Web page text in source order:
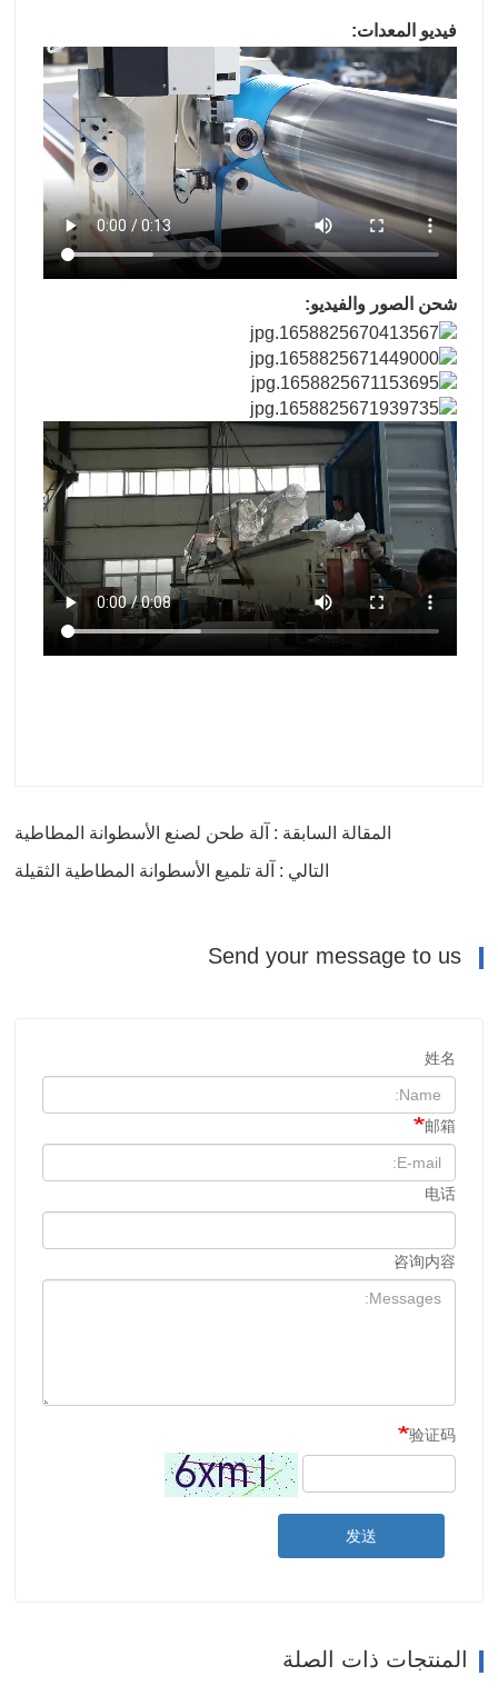
فيديو المعدات:
شحن الصور والفيديو:
المقالة السابقة : آلة طحن لصنع الأسطوانة المطاطية
التالي : آلة تلميع الأسطوانة المطاطية الثقيلة
姓名
邮箱
电话
咨询内容
验证码
发送
المنتجات ذات الصلة